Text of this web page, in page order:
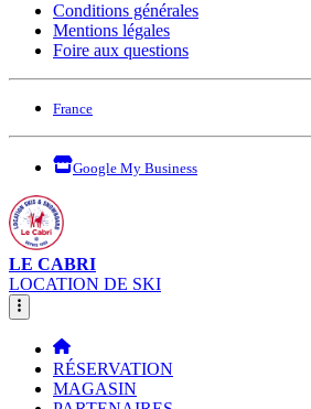
Conditions générales
Mentions légales
Foire aux questions
France
Google My Business
LE CABRI
LOCATION DE SKI
RÉSERVATION
MAGASIN